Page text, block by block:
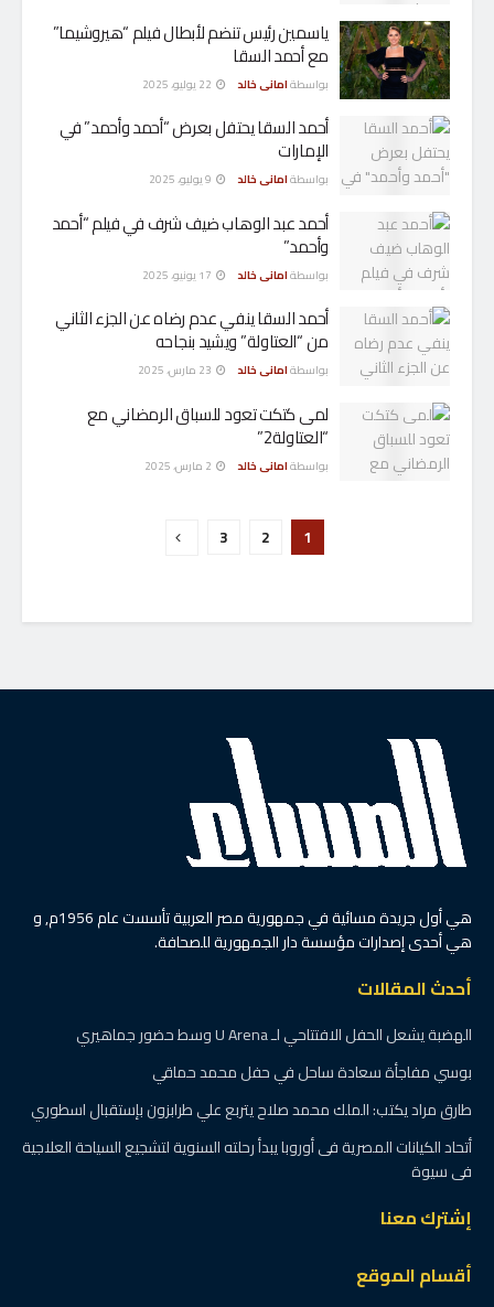
ياسمين رئيس تنضم لأبطال فيلم “هيروشيما”
مع أحمد السقا
بواسطةامانى خالد
أحمد السقا يحتفل بعرض “أحمد وأحمد” في
الإمارات
بواسطةامانى خالد
أحمد عبد الوهاب ضيف شرف في فيلم “أحمد
وأحمد”
بواسطةامانى خالد
أحمد السقا ينفي عدم رضاه عن الجزء الثاني
من “العتاولة” ويشيد بنجاحه
بواسطةامانى خالد
لمى كتكت تعود للسباق الرمضاني مع
“العتاولة2”
بواسطةامانى خالد
1
2
3
هي أول جريدة مسائية في جمهورية مصر العربية تأسست عام 1956م, و
هي أحدى إصدارات مؤسسة دار الجمهورية للصحافة.
أحدث المقالات
الهضبة يشعل الحفل الافتتاحي لـ U Arena وسط حضور جماهيري
بوسي مفاجأة سعادة ساحل في حفل محمد حماقي
طارق مراد يكتب: الملك محمد صلاح يتربع علي طرابزون بإستقبال اسطوري
أتحاد الكيانات المصرية فى أوروبا يبدأ رحلته السنوية لتشجيع السياحة العلاجية
فى سيوة
إشترك معنا
أقسام الموقع